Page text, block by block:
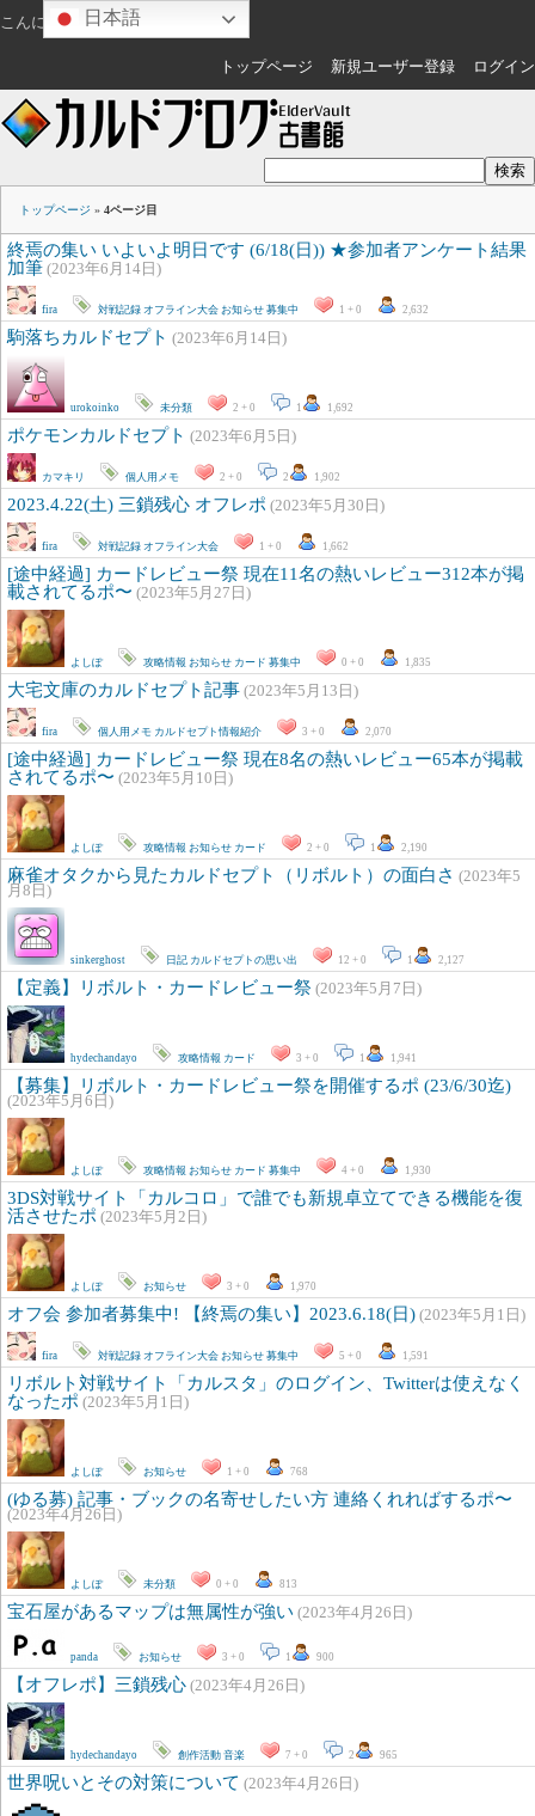
こんにちは ゲスト さん
トップページ 新規ユーザー登録 ログイン
トップページ » 4ページ目
終焉の集い いよいよ明日です (6/18(日)) ★参加者アンケート結果
加筆 (2023年6月14日)
fira 対戦記録 オフライン大会 お知らせ 募集中 1 + 0 2,632
駒落ちカルドセプト (2023年6月14日)
urokoinko 未分類 2 + 0 1 1,692
ポケモンカルドセプト (2023年6月5日)
カマキリ 個人用メモ 2 + 0 2 1,902
2023.4.22(土) 三鎖残心 オフレポ (2023年5月30日)
fira 対戦記録 オフライン大会 1 + 0 1,662
[途中経過] カードレビュー祭 現在11名の熱いレビュー312本が掲
載されてるポ〜 (2023年5月27日)
よしぽ 攻略情報 お知らせ カード 募集中 0 + 0 1,835
大宅文庫のカルドセプト記事 (2023年5月13日)
fira 個人用メモ カルドセプト情報紹介 3 + 0 2,070
[途中経過] カードレビュー祭 現在8名の熱いレビュー65本が掲載
されてるポ〜 (2023年5月10日)
よしぽ 攻略情報 お知らせ カード 2 + 0 1 2,190
麻雀オタクから見たカルドセプト（リボルト）の面白さ (2023年5
月8日)
sinkerghost 日記 カルドセプトの思い出 12 + 0 1 2,127
【定義】リボルト・カードレビュー祭 (2023年5月7日)
hydechandayo 攻略情報 カード 3 + 0 1 1,941
【募集】リボルト・カードレビュー祭を開催するポ (23/6/30迄)
(2023年5月6日)
よしぽ 攻略情報 お知らせ カード 募集中 4 + 0 1,930
3DS対戦サイト「カルコロ」で誰でも新規卓立てできる機能を復
活させたポ (2023年5月2日)
よしぽ お知らせ 3 + 0 1,970
オフ会 参加者募集中! 【終焉の集い】2023.6.18(日) (2023年5月1日)
fira 対戦記録 オフライン大会 お知らせ 募集中 5 + 0 1,591
リボルト対戦サイト「カルスタ」のログイン、Twitterは使えなく
なったポ (2023年5月1日)
よしぽ お知らせ 1 + 0 768
(ゆる募) 記事・ブックの名寄せしたい方 連絡くれればするポ〜
(2023年4月26日)
よしぽ 未分類 0 + 0 813
宝石屋があるマップは無属性が強い (2023年4月26日)
panda お知らせ 3 + 0 1 900
【オフレポ】三鎖残心 (2023年4月26日)
hydechandayo 創作活動 音楽 7 + 0 2 965
世界呪いとその対策について (2023年4月26日)
日本語